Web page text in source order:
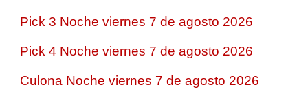
Pick 3 Noche viernes 7 de agosto 2026
Pick 4 Noche viernes 7 de agosto 2026
Culona Noche viernes 7 de agosto 2026